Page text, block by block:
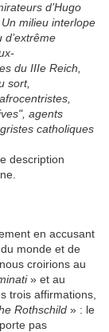
d’Hugo
milieu interlope
du IIIe Reich,
sort,
agents
catholiques
description
en accusant
monde et de
croirions au
» et au
trois affirmations,
Rothschild » : le
pas